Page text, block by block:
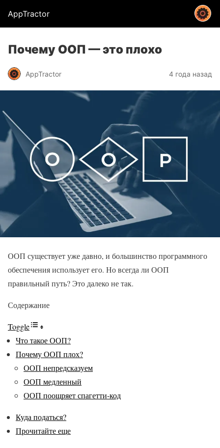
AppTractor
Почему ООП — это плохо
AppTractor 4 года назад
ООП существует уже давно, и большинство программного
обеспечения использует его. Но всегда ли ООП
правильный путь? Это далеко не так.
Содержание
Toggle
Что такое ООП?
Почему ООП плох?
ООП непредсказуем
ООП медленный
ООП поощряет спагетти-код
Куда податься?
Прочитайте еще